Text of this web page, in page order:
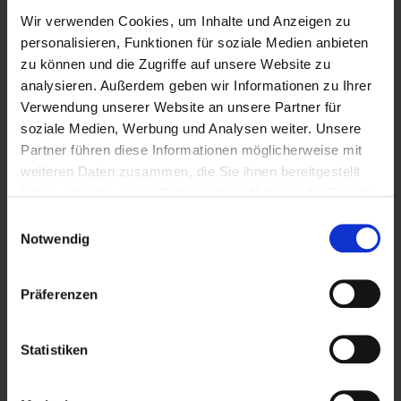
Wir verwenden Cookies, um Inhalte und Anzeigen zu
personalisieren, Funktionen für soziale Medien anbieten
zu können und die Zugriffe auf unsere Website zu
analysieren. Außerdem geben wir Informationen zu Ihrer
Verwendung unserer Website an unsere Partner für
soziale Medien, Werbung und Analysen weiter. Unsere
Partner führen diese Informationen möglicherweise mit
weiteren Daten zusammen, die Sie ihnen bereitgestellt
Wir verwenden Cookies und andere Technologien auf
unserer Webseite. Einige von ihnen sind essenziell,
während andere uns helfen, diese Website und Ihre
Erfahrung zu verbessern. Cookies sind kleine Text-
Benutzererfahrung effizienter zu gestalten.
Personenbezogene Daten können verarbeitet werden
Notwendig
Präferenzen
Statistiken
Energiespartipps
Sicherheit und Umweltschutz
Zählerabrechnung
Tankgas-Angebot
Autogas
Produkte
Biogenes Flüssiggas in Flaschen - Der "Naturbursche"